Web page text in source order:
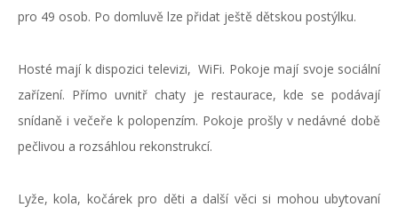
pro 49 osob. Po domluvě lze přidat ještě dětskou postýlku.
Hosté mají k dispozici televizi, WiFi. Pokoje mají svoje sociální
zařízení. Přímo uvnitř chaty je restaurace, kde se podávají
snídaně i večeře k polopenzím. Pokoje prošly v nedávné době
pečlivou a rozsáhlou rekonstrukcí.
Lyže, kola, kočárek pro děti a další věci si mohou ubytovaní